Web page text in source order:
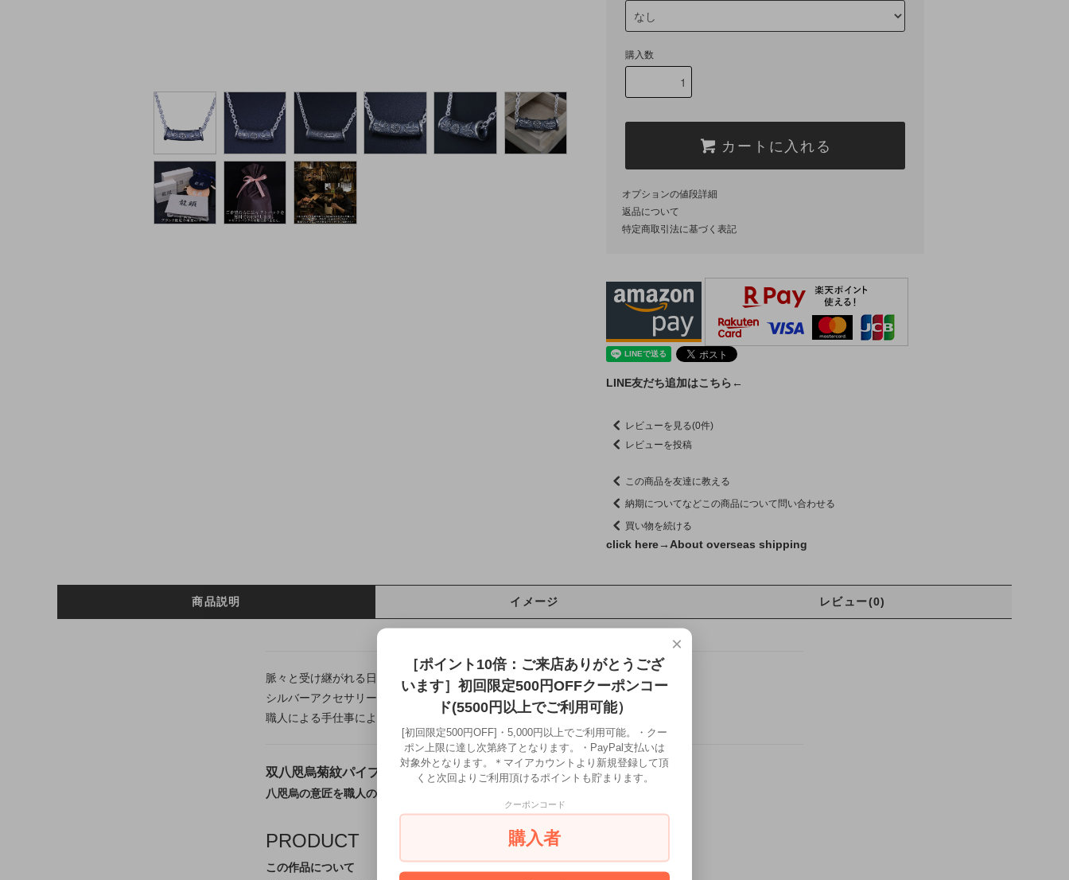
購入数
カートに入れる
オプションの値段詳細
返品について
特定商取引法に基づく表記
LINE友だち追加はこちら←
レビューを見る(0件)
レビューを投稿
この商品を友達に教える
納期についてなどこの商品について問い合わせる
買い物を続ける
click here→ About overseas shipping
商品説明 イメージ レビュー(0)
脈々と受け継がれる日本の伝統美や熟練の技法を、現代の日常に寄り添うカタチへ。
シルバーアクセサリー龍頭は千葉県にある自社工房にて制作を行う、
職人による手仕事によって仕上げるフルハンドメイドシルバーアクセサリーです。
双八咫烏菊紋パイプ ペンダントトップ 燻し仕上げ
八咫烏の意匠を職人の手仕事で仕立てたシルバーペンダント
PRODUCT
この作品について
×
［ポイント10倍：ご来店ありがとうござ
います］初回限定500円OFFクーポンコー
ド(5500円以上でご利用可能）
[初回限定500円OFF]・5,000円以上でご利用可能。・クー
ポン上限に達し次第終了となります。・PayPal支払いは
対象外となります。＊マイアカウントより新規登録して頂
くと次回よりご利用頂けるポイントも貯まります。
クーポンコード
購入者